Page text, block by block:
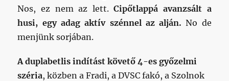
Nos, ez nem az lett.Cipőtlappá avanzsált a
husi, egy adag aktív szénnel az alján.No de
menjünk sorjában.
A duplabetlis indítást követő 4-es győzelmi
széria, közben a Fradi, a DVSC fakó, a Szolnok